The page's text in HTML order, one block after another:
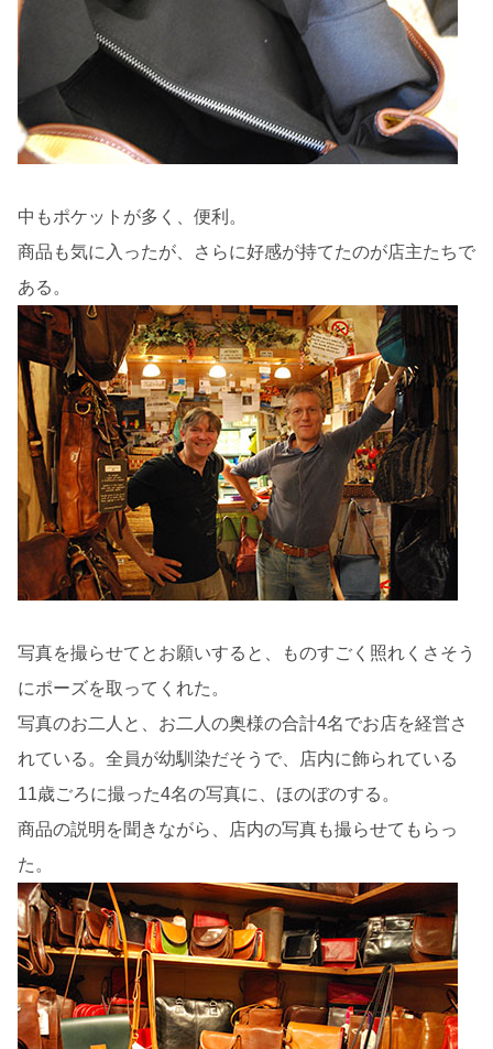
中もポケットが多く、便利。
商品も気に入ったが、さらに好感が持てたのが店主たちで
ある。
写真を撮らせてとお願いすると、ものすごく照れくさそう
にポーズを取ってくれた。
写真のお二人と、お二人の奥様の合計4名でお店を経営さ
れている。全員が幼馴染だそうで、店内に飾られている
11歳ごろに撮った4名の写真に、ほのぼのする。
商品の説明を聞きながら、店内の写真も撮らせてもらっ
た。